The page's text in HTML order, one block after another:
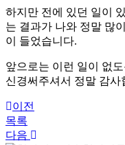
하지만 전에 있던 일이
는 결과가 나와 정말 많
이 들었습니다.
앞으로는 이런 일이 없
신경써주셔서 정말 감사
이전
목록
다음